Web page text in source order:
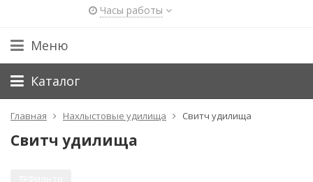
Часы работы
Меню
Каталог
Главная Нахлыстовые удилища Свитч удилища
Свитч удилища